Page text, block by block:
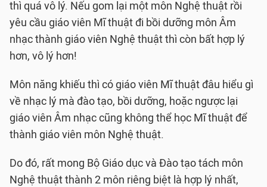
thì quá vô lý. Nếu gom lại một môn Nghệ thuật rồi
yêu cầu giáo viên Mĩ thuật đi bồi dưỡng môn Âm
nhạc thành giáo viên Nghệ thuật thì còn bất hợp lý
hơn, vô lý hơn!
Môn năng khiếu thì có giáo viên Mĩ thuật đâu hiểu gì
về nhạc lý mà đào tạo, bồi dưỡng, hoặc ngược lại
giáo viên Âm nhạc cũng không thể học Mĩ thuật để
thành giáo viên môn Nghệ thuật.
Do đó, rất mong Bộ Giáo dục và Đào tạo tách môn
Nghệ thuật thành 2 môn riêng biệt là hợp lý nhất,